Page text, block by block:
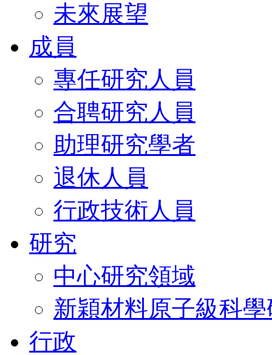
未來展望
成員
專任研究人員
合聘研究人員
助理研究學者
退休人員
行政技術人員
研究
中心研究領域
新穎材料原子級科
行政